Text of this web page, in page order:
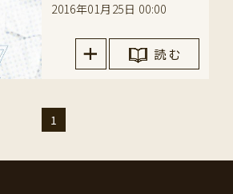
2016年01月25日 00:00
読 む
1